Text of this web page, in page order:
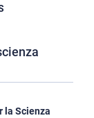
la Scienza